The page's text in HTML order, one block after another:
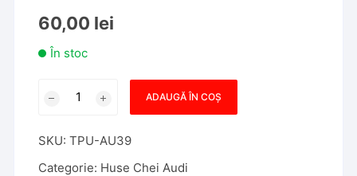
60,00 lei
În stoc
Audi
A4,
ADAUGĂ ÎN COȘ
SKU:TPU-AU39
Categorie: Huse Chei Audi